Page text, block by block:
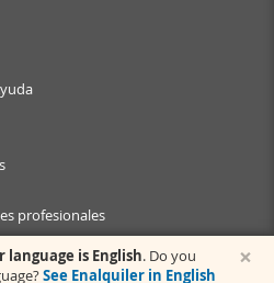
profesionales
×
is English. Do you
See Enalquiler in English